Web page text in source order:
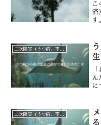
こ
済
す
テ
と
ん
に
二次障害（うつ病、不安障害）